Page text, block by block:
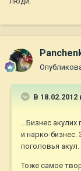
В
...Бизнес
и нарко-бизнес.
поголовья
Тоже самое